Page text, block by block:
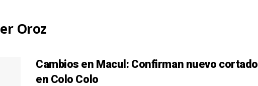
Oroz
Cambios en Macul: Confirman nuevo cortado
en Colo Colo